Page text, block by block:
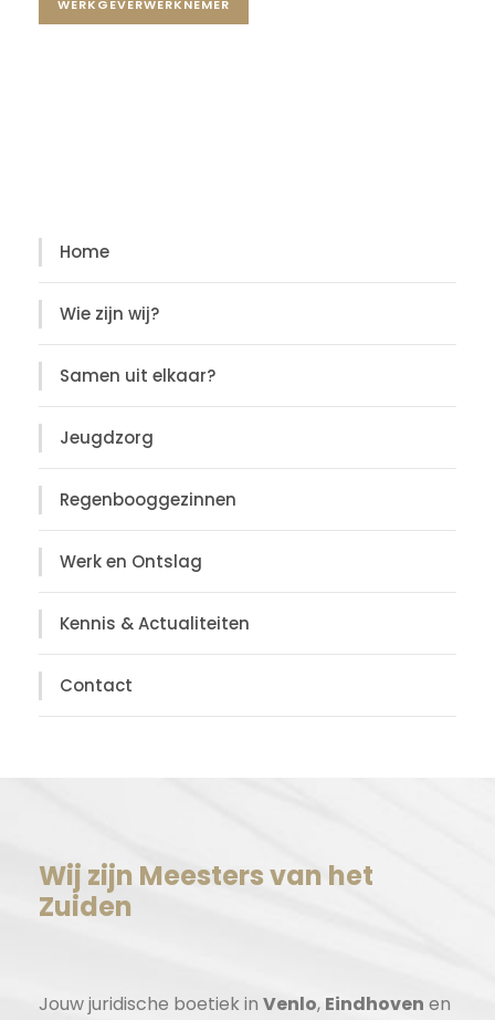
WERKGEVERWERKNEMER
Home
Wie zijn wij?
Samen uit elkaar?
Jeugdzorg
Regenbooggezinnen
Werk en Ontslag
Kennis & Actualiteiten
Contact
Wij zijn Meesters van het
Zuiden
Jouw juridische boetiek in Venlo, Eindhoven en